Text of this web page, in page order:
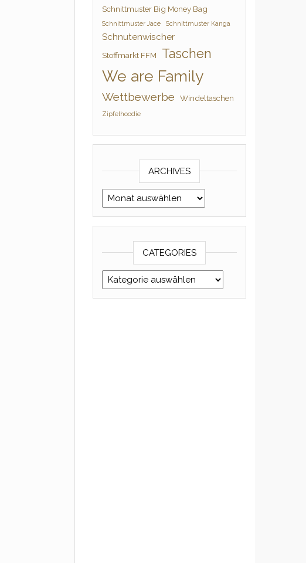
Schnittmuster Big Money Bag
Schnittmuster Jace Schnittmuster Kanga
Schnutenwischer
Stoffmarkt FFM Taschen
We are Family
Wettbewerbe Windeltaschen
Zipfelhoodie
ARCHIVES
Archives
CATEGORIES
Categories